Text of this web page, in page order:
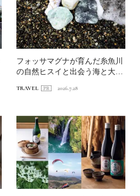
フォッサマグナが育んだ糸魚川
の自然ヒスイと出会う海と大地
TRAVEL 2026.7.28